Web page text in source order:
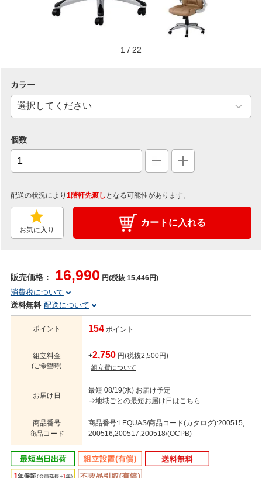
1 / 22
カラー
個数
配送の状況により 1階軒先渡し となる可能性があります。
お気に入り
カートに入れる
販売価格： 16,990 円(税抜 15,446円)
消費税について
送料無料 配送について
ポイント 154 ポイント
組立料金
(ご希望時)
+2,750 円(税抜2,500円)
組立費について
お届け日
最短 08/19(水) お届け予定
⇒地域ごとの最短お届け日はこちら
商品番号
商品コード
商品番号:LEQUAS/商品コード(カタログ):200515,
200516,200517,200518/(OCPB)